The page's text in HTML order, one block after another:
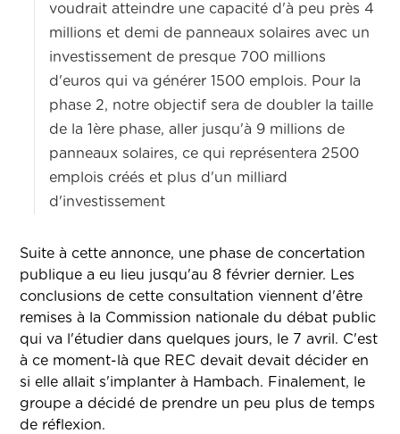
voudrait atteindre une capacité d'à peu près 4
millions et demi de panneaux solaires avec un
investissement de presque 700 millions
d'euros qui va générer 1500 emplois. Pour la
phase 2, notre objectif sera de doubler la taille
de la 1ère phase, aller jusqu'à 9 millions de
panneaux solaires, ce qui représentera 2500
emplois créés et plus d'un milliard
d'investissement
Suite à cette annonce, une phase de concertation
publique a eu lieu jusqu'au 8 février dernier. Les
conclusions de cette consultation viennent d'être
remises à la Commission nationale du débat public
qui va l'étudier dans quelques jours, le 7 avril. C'est
à ce moment-là que REC devait devait décider en
si elle allait s'implanter à Hambach. Finalement, le
groupe a décidé de prendre un peu plus de temps
de réflexion.